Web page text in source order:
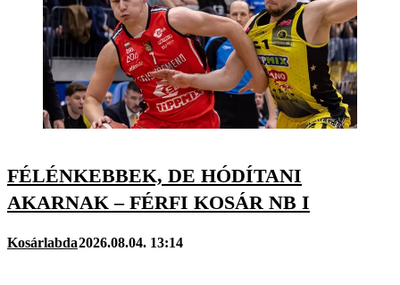
FÉLÉNKEBBEK, DE HÓDÍTANI
AKARNAK – FÉRFI KOSÁR NB I
Kosárlabda2026.08.04. 13:14